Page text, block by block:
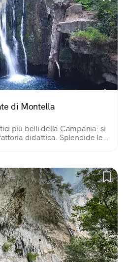
di Montella
più belli della Campania: si
didattica. Splendide le